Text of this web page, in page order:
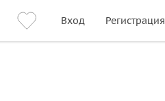
Вход Регистрация